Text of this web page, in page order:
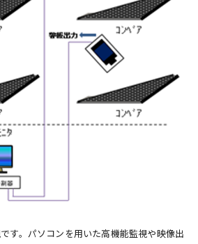
活躍推進法に基づく情報公表
キー使用について
TEXENG.CO.,LTD.All Rights Reserved.
す。パソコンを用いた高機能監視や映像出